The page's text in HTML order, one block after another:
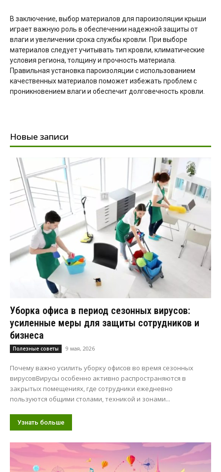
В заключение, выбор материалов для пароизоляции крыши
играет важную роль в обеспечении надежной защиты от
влаги и увеличении срока службы кровли. При выборе
материалов следует учитывать тип кровли, климатические
условия региона, толщину и прочность материала.
Правильная установка пароизоляции с использованием
качественных материалов поможет избежать проблем с
проникновением влаги и обеспечит долговечность кровли.
Новые записи
Уборка офиса в период сезонных вирусов:
усиленные меры для защиты сотрудников и
бизнеса
Полезные советы 9 мая, 2026
Почему важно усилить уборку офисов во время сезонных
вирусовВирусы особенно активно распространяются в
закрытых помещениях, где сотрудники ежедневно
пользуются общими столами, техникой и зонами...
Узнать больше